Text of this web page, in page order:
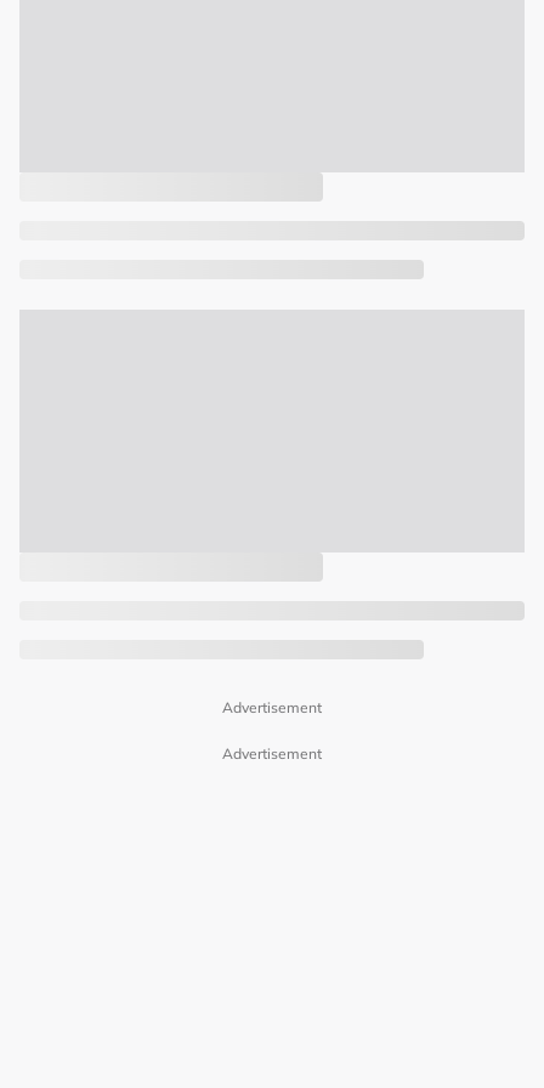
Advertisement
Advertisement